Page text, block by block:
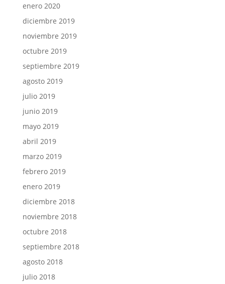
enero 2020
diciembre 2019
noviembre 2019
octubre 2019
septiembre 2019
agosto 2019
julio 2019
junio 2019
mayo 2019
abril 2019
marzo 2019
febrero 2019
enero 2019
diciembre 2018
noviembre 2018
octubre 2018
septiembre 2018
agosto 2018
julio 2018